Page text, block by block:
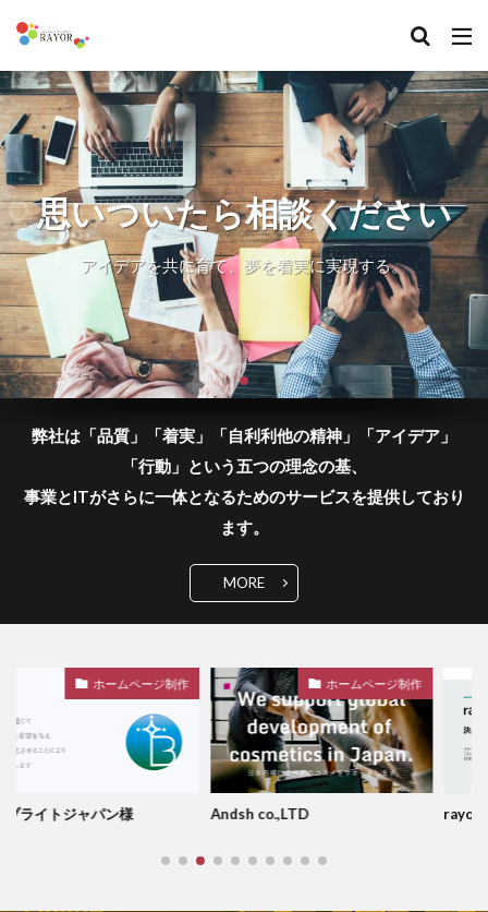
思いついたら相談ください
アイデアを共に育て、夢を着実に実現する。
リアルな扉、開きません
か？
アイデアを共に育て、夢を着実に実現する。
あったらいいな？を叶えま
す
アイデアを共に育て、夢を着実に実現する。
弊社は「品質」「着実」「自利利他の精神」「アイデア」
「行動」という五つの理念の基、
事業とITがさらに一体となるためのサービスを提供しており
ます。
MORE
ホームページ制作
パン様
ホームページ制作
Andsh co.,LTD rayor-system 決